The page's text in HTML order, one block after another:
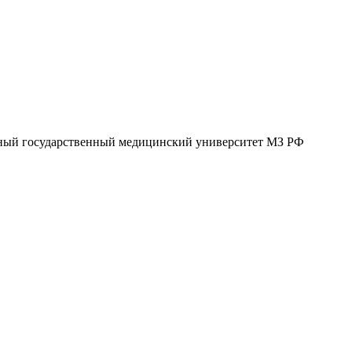
государственный медицинский университет МЗ РФ